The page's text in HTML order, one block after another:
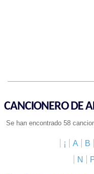
CANCIONERO DE
Se han encontrado 58
¡ A B
N